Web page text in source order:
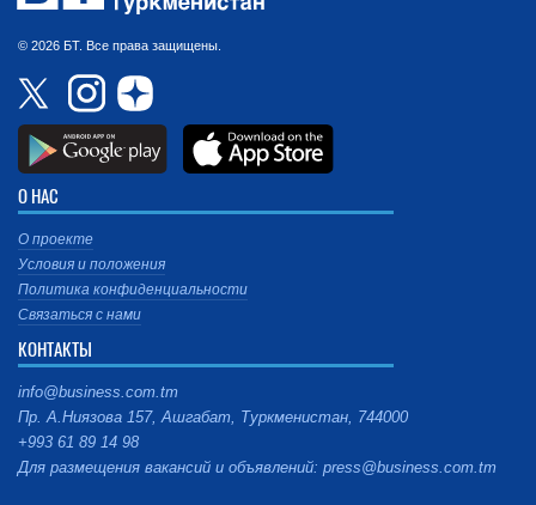
© 2026 БТ. Все права защищены.
О НАС
О проекте
Условия и положения
Политика конфиденциальности
Связаться с нами
КОНТАКТЫ
info@business.com.tm
Пр. А.Ниязова 157, Ашгабат, Туркменистан, 744000
+993 61 89 14 98
Для размещения вакансий и объявлений: press@business.com.tm